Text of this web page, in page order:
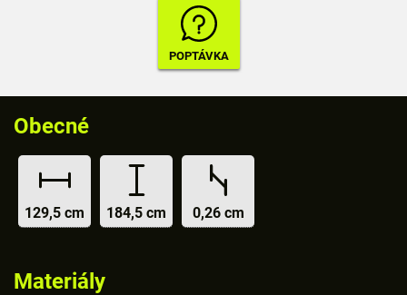
Obecné
129,5 cm 184,5 cm 0,26 cm
Materiály